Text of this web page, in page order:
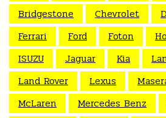
Bridgestone
Chevrolet
Ferrari
Ford Foton
ISUZU
Jaguar Kia
Land Rover
Lexus
McLaren
Mercedes Benz